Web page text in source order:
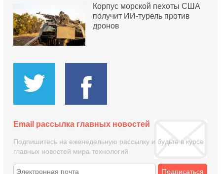
Корпус морской пехоты США
получит ИИ-турель против
дронов
Email рассылка главных новостей
Подпишитесь на еженедельную рассылку и будьте в курсе
главных новостей мира технологий
Подписаться